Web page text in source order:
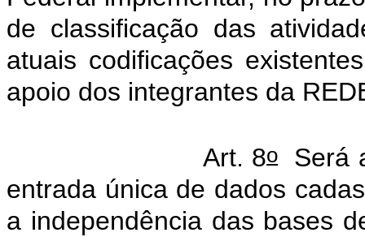
de classificação das
atuais codificações
apoio dos integrantes da
Art. 8oSerá
entrada única de dados
a independência das bases